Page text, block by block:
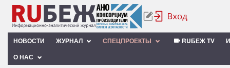
НОВОСТИ ЖУРНАЛ СПЕЦПРОЕКТЫ RUБЕЖ TV
О НАС